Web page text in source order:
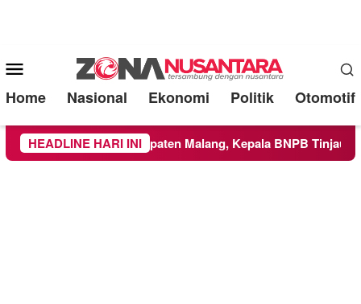
Mobile
Menu
Home Nasional Ekonomi Politik Otomotif
HEADLINE HARI INI
Kabupaten Malang, Kepala BNPB Tinjau Langsung Lokasi